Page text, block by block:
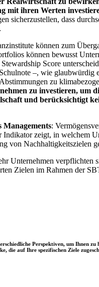
mit ihren Werten
sicherzustellen, dass
können zum
können bewusst
Score
–, wie
zu
zu investieren, um
und berücksichtigt
Managements:
zeigt, in welchem
von Nachhaltigkeitszielen
Unternehmen verpflichten
Zielen im Rahmen der
Perspektiven, um Ihnen
die auf Ihre spezifischen Ziele